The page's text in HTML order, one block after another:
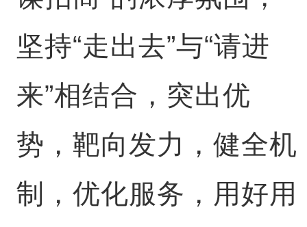
坚持“走出去”与“请进
来”相结合，突出优
势，靶向发力，健全机
制，优化服务，用好用